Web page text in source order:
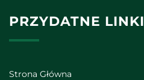
PRZYDATNE LINKI
Strona Główna